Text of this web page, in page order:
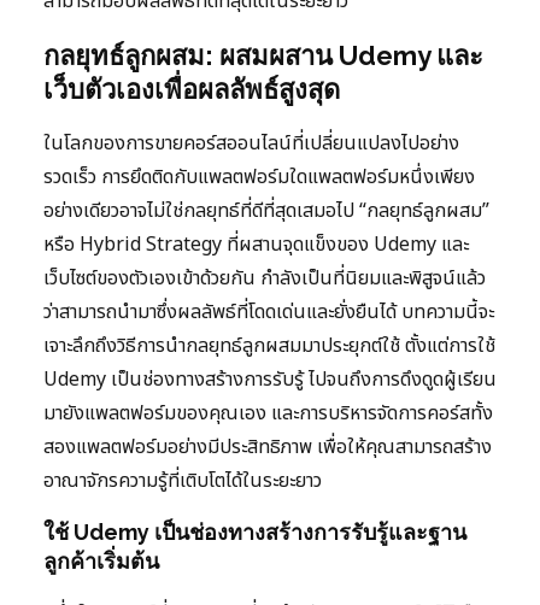
กลยุทธ์ลูกผสม: ผสมผสาน Udemy และ
เว็บตัวเองเพื่อผลลัพธ์สูงสุด
ในโลกของการขายคอร์สออนไลน์ที่เปลี่ยนแปลงไปอย่าง
รวดเร็ว การยึดติดกับแพลตฟอร์มใดแพลตฟอร์มหนึ่งเพียง
อย่างเดียวอาจไม่ใช่กลยุทธ์ที่ดีที่สุดเสมอไป “กลยุทธ์ลูกผสม”
หรือ Hybrid Strategy ที่ผสานจุดแข็งของ Udemy และ
เว็บไซต์ของตัวเองเข้าด้วยกัน กำลังเป็นที่นิยมและพิสูจน์แล้ว
ว่าสามารถนำมาซึ่งผลลัพธ์ที่โดดเด่นและยั่งยืนได้ บทความนี้จะ
เจาะลึกถึงวิธีการนำกลยุทธ์ลูกผสมมาประยุกต์ใช้ ตั้งแต่การใช้
Udemy เป็นช่องทางสร้างการรับรู้ ไปจนถึงการดึงดูดผู้เรียน
มายังแพลตฟอร์มของคุณเอง และการบริหารจัดการคอร์สทั้ง
สองแพลตฟอร์มอย่างมีประสิทธิภาพ เพื่อให้คุณสามารถสร้าง
อาณาจักรความรู้ที่เติบโตได้ในระยะยาว
ใช้ Udemy เป็นช่องทางสร้างการรับรู้และฐาน
ลูกค้าเริ่มต้น